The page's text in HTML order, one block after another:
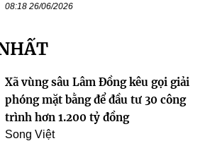
08:18 26/06/2026
Xã vùng sâu Lâm Đồng kêu gọi giải
phóng mặt bằng để đầu tư 30 công
trình hơn 1.200 tỷ đồng
Song Việt